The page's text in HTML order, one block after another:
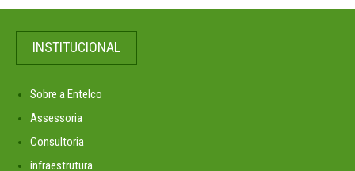
INSTITUCIONAL
Sobre a Entelco
Assessoria
Consultoria
infraestrutura